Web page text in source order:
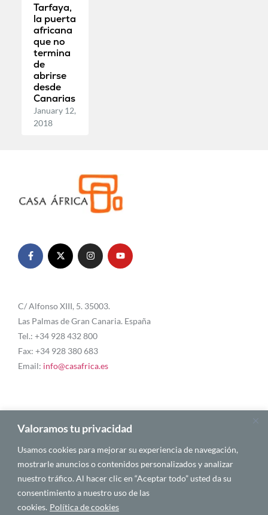
Valoramos tu privacidad
Usamos cookies para mejorar su experiencia de navegación,
mostrarle anuncios o contenidos personalizados y analizar
nuestro tráfico. Al hacer clic en “Aceptar todo” usted da su
consentimiento a nuestro uso de las
cookies. Política de cookies
Tarfaya,
la puerta
africana
que no
termina
de
abrirse
desde
Canarias
January 12,
2018
C/ Alfonso XIII, 5. 35003.
Las Palmas de Gran Canaria. España
Tel.: +34 928 432 800
Fax: +34 928 380 683
Email: info@casafrica.es
Blog
About Us
Personalities
English